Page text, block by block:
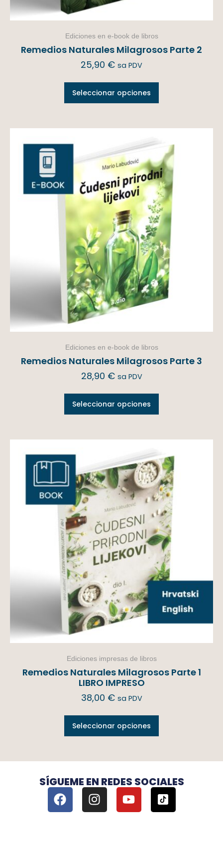
Ediciones en e-book de libros
Remedios Naturales Milagrosos Parte 2
25,90 € sa PDV
Seleccionar opciones
Ediciones en e-book de libros
Remedios Naturales Milagrosos Parte 3
28,90 € sa PDV
Seleccionar opciones
Ediciones impresas de libros
Remedios Naturales Milagrosos Parte 1
LIBRO IMPRESO
38,00 € sa PDV
Seleccionar opciones
SÍGUEME EN REDES SOCIALES